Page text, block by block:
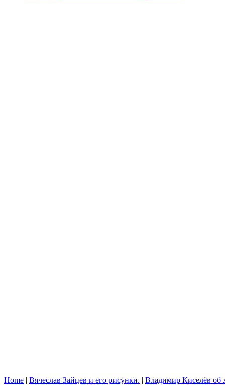
Home | Вячеслав Зайцев и его рисунки. | Владимир Киселёв об